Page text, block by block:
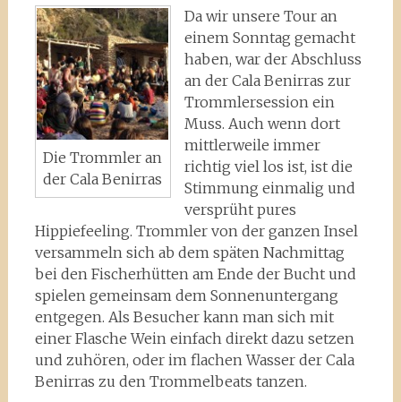
Die Trommler an
der Cala Benirras
Da wir unsere Tour an
einem Sonntag gemacht
haben, war der Abschluss
an der Cala Benirras zur
Trommlersession ein
Muss. Auch wenn dort
mittlerweile immer
richtig viel los ist, ist die
Stimmung einmalig und
versprüht pures
Hippiefeeling. Trommler von der ganzen Insel
versammeln sich ab dem späten Nachmittag
bei den Fischerhütten am Ende der Bucht und
spielen gemeinsam dem Sonnenuntergang
entgegen. Als Besucher kann man sich mit
einer Flasche Wein einfach direkt dazu setzen
und zuhören, oder im flachen Wasser der Cala
Benirras zu den Trommelbeats tanzen.